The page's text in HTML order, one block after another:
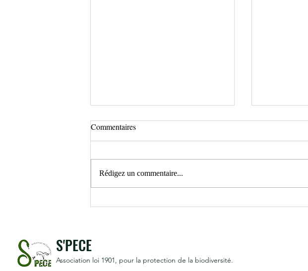
A la recherche du Moiré
Commentaires
Rédigez un commentaire...
S'PECE
Association loi 1901, pour la protection de la biodiversité.